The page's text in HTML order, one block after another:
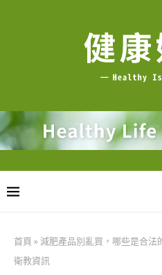
首頁 »減肥產品別亂買，哪些是合法
衛教資訊